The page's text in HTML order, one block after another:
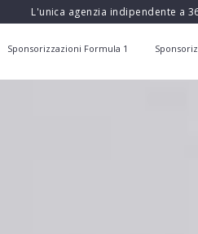
L'unica agenzia indipendente a
Sponsorizzazioni Formula 1